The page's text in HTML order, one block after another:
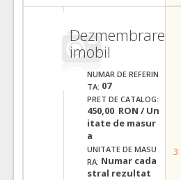
Dezmembrare
imobil
NUMAR DE REFERIN
TA: 07
PRET DE CATALOG:
450,00 RON / Un
itate de masur
a
UNITATE DE MASU
RA: Numar cada
stral rezultat
3